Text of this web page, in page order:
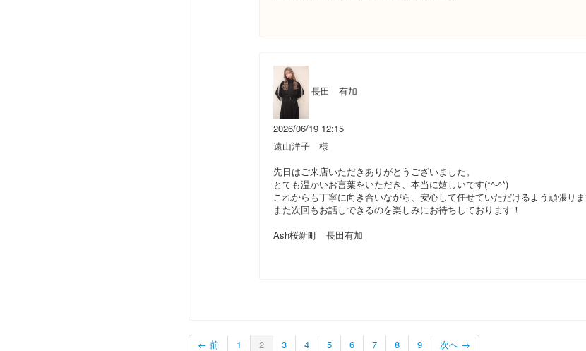
長田 有加
2026/06/19 12:15
遠山洋子 様
先日はご来店いただきありがとうございました。
とても温かいお言葉をいただき、本当に嬉しいです(*^-^*)
これからも丁寧に向き合いながら、安心して任せていただけるよう頑張りま
また次回もお話しできるのを楽しみにお待ちしております！
Ash桜新町 長田有加
← 前 1 2 3 4 5 6 7 8 9 次へ →